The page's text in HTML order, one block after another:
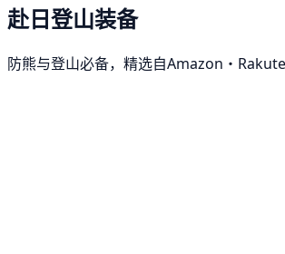
赴日登山装备
防熊与登山必备，精选自Amazon・